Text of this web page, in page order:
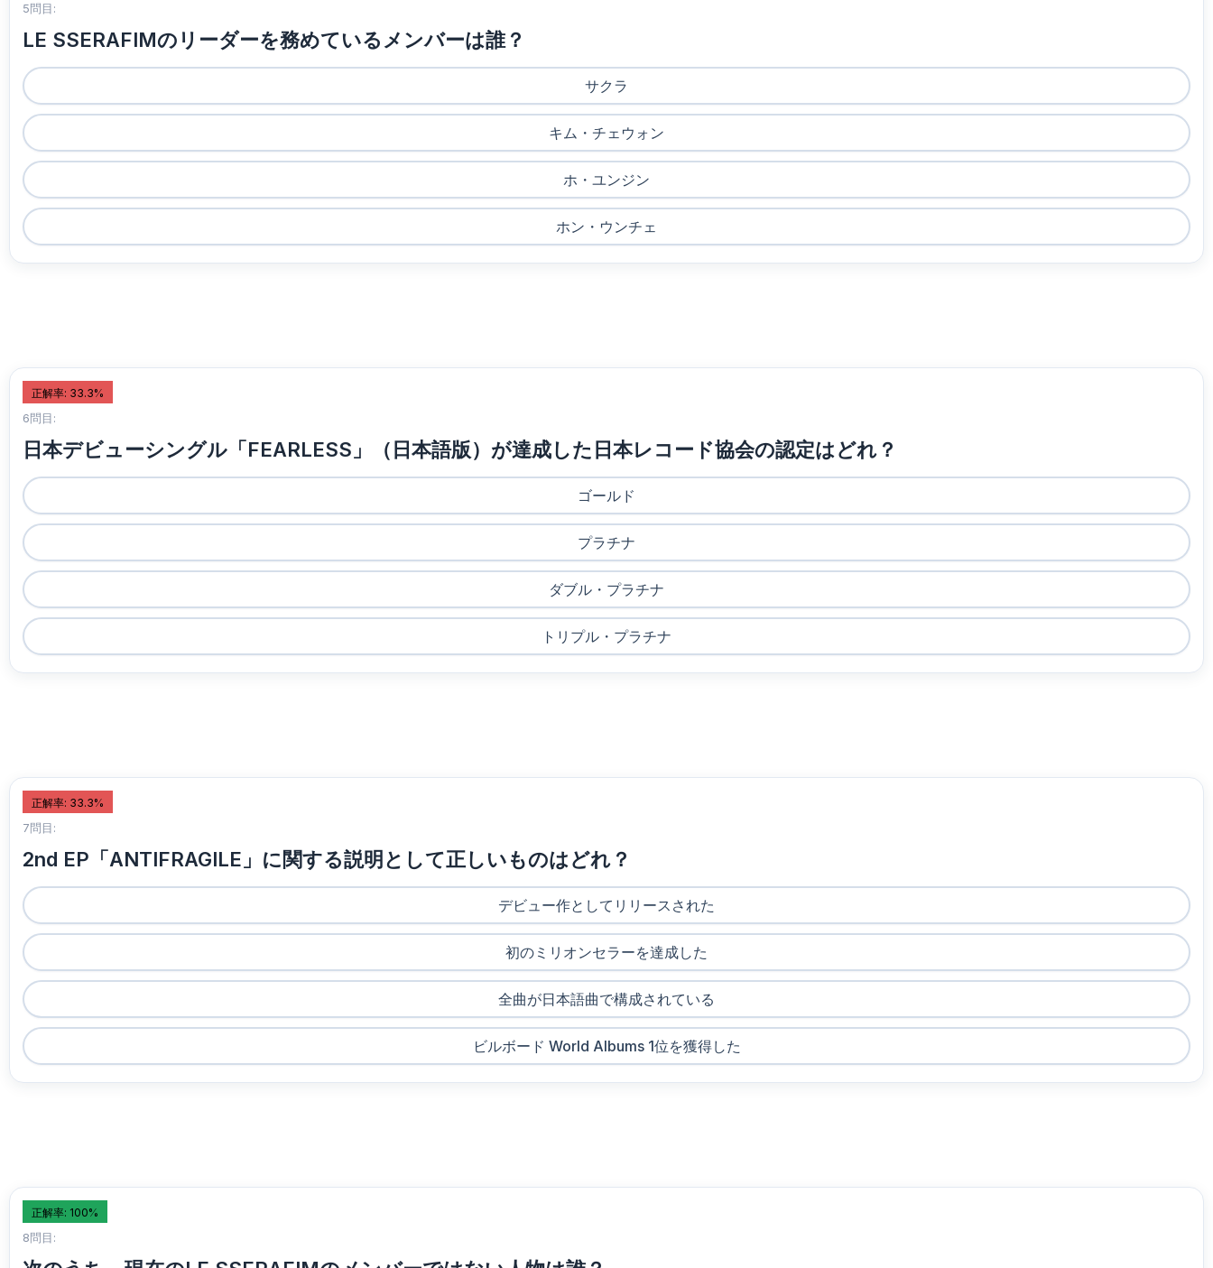
5問目:
LE SSERAFIMのリーダーを務めているメンバーは誰？
サクラ
キム・チェウォン
ホ・ユンジン
ホン・ウンチェ
正解率: 33.3%
6問目:
日本デビューシングル「FEARLESS」（日本語版）が達成した日本レコード協会の認定はどれ？
ゴールド
プラチナ
ダブル・プラチナ
トリプル・プラチナ
正解率: 33.3%
7問目:
2nd EP「ANTIFRAGILE」に関する説明として正しいものはどれ？
デビュー作としてリリースされた
初のミリオンセラーを達成した
全曲が日本語曲で構成されている
ビルボード World Albums 1位を獲得した
正解率: 100%
8問目: